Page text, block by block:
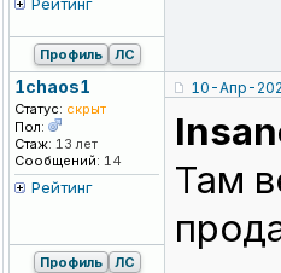
Рейтинг
Профиль ЛС
1chaos1
Статус: скрыт
Пол:
Стаж: 13 лет
Сообщений: 14
Рейтинг
10-Апр-
Там
Профиль ЛС